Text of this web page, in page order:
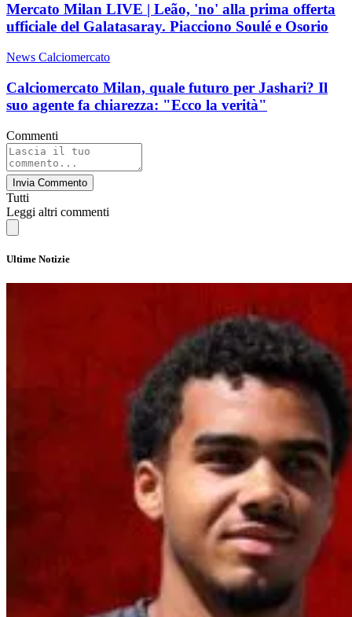
Mercato Milan LIVE | Leão, 'no' alla prima offerta
ufficiale del Galatasaray. Piacciono Soulé e Osorio
News Calciomercato
Calciomercato Milan, quale futuro per Jashari? Il
suo agente fa chiarezza: "Ecco la verità"
Commenti
Invia Commento
Tutti
Leggi altri commenti
Ultime Notizie